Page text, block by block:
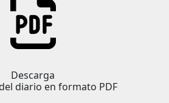
Descarga
diario en formato PDF